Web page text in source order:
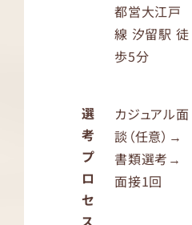
都営大江戸
線 汐留駅 徒
歩5分
選
考
プ
ロ
セ
ス
カジュアル面
談（任意）→
書類選考→
面接1回